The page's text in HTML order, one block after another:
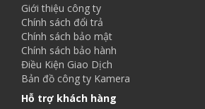
Giới thiệu công ty
Chính sách đổi trả
Chính sách bảo mật
Chính sách bảo hành
Điều Kiện Giao Dịch
Bản đồ công ty Kamera
Hỗ trợ khách hàng